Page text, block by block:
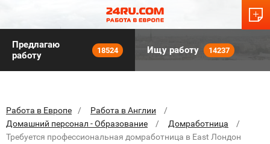
Предлагаю
работу
18524 Ищу работу 14237
Работа в Европе
Работа в Англии
Домашний персонал - Образование
Домработница
Требуется профессиональная домработница в East Лондон